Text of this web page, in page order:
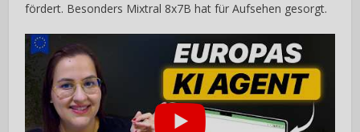
fördert. Besonders Mixtral 8x7B hat für Aufsehen gesorgt.